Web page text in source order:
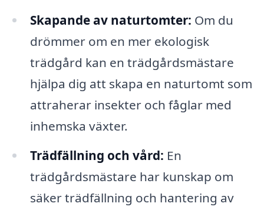
Skapande av naturtomter: Om du
drömmer om en mer ekologisk
trädgård kan en trädgårdsmästare
hjälpa dig att skapa en naturtomt som
attraherar insekter och fåglar med
inhemska växter.
Trädfällning och vård: En
trädgårdsmästare har kunskap om
säker trädfällning och hantering av